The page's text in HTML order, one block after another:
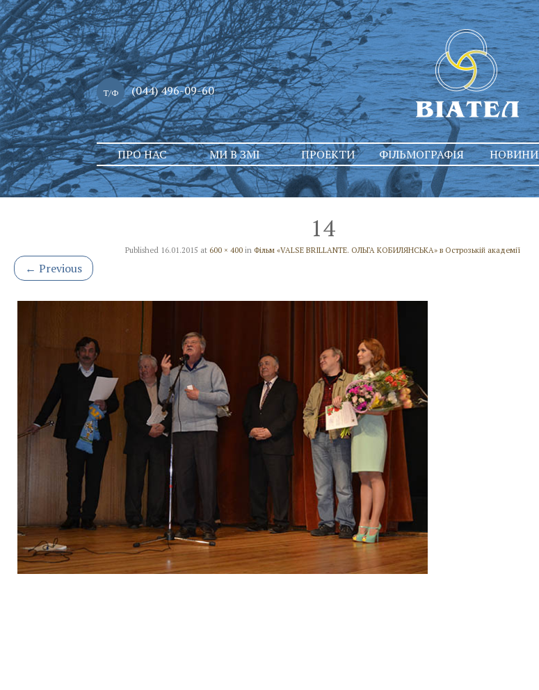
Т/Ф (044) 496-09-60
Skip
to
content
ПРО НАС МИ В ЗМІ ПРОЕКТИ ФІЛЬМОГРАФІЯ НОВИНИ
14
Published 16.01.2015 at 600 × 400in Фільм «VALSE BRILLANTE. ОЛЬГА КОБИЛЯНСЬКА» в Острозькій академії
← Previous